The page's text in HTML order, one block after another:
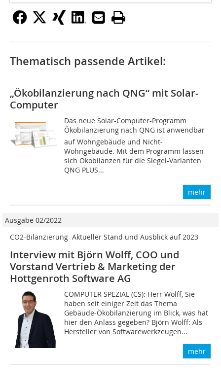
Thematisch passende Artikel:
„Ökobilanzierung nach QNG“ mit Solar-
Computer
Das neue Solar-Computer-Programm
Ökobilanzierung nach QNG ist anwendbar
auf Wohngebäude und Nicht-
Wohngebäude. Mit dem Programm lassen
sich Ökobilanzen für die Siegel-Varianten
QNG PLUS...
mehr
Ausgabe 02/2022
CO2-Bilanzierung  Aktueller Stand und Ausblick auf 2023
Interview mit Björn Wolff, COO und
Vorstand Vertrieb & Marketing der
Hottgenroth Software AG
COMPUTER SPEZIAL (CS): Herr Wolff, Sie
haben seit einiger Zeit das Thema
Gebäude-Ökobilanzierung im Blick, was hat
hier den Anlass gegeben? Björn Wolff: Als
Hersteller von Softwarewerkzeugen...
mehr